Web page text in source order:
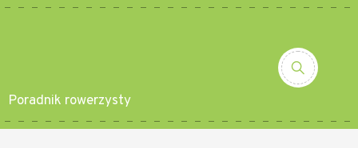
Poradnik rowerzysty